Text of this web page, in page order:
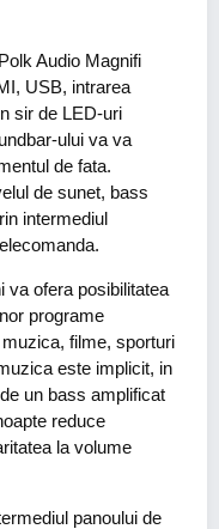
Audio Magnifi
USB, intrarea
sir de LED-uri
ului va va
de fata.
de sunet, bass
intermediul
va ofera posibilitatea
programe
filme, sporturi
este implicit, in
un bass amplificat
reduce
la volume
panoului de